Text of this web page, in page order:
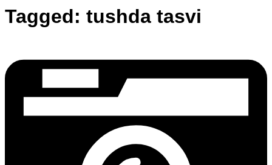
Tagged: tushda tasvi